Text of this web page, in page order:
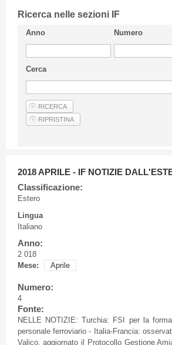
CIFI in breve
Linee Guida
Privacy Policy
Articoli
Ricerca nelle sezioni IF
Anno Numero
Cerca
2018 APRILE - IF NOTIZIE
Classificazione:
Estero
Lingua
Italiano
Anno:
2 018
Mese:
Aprile
Numero:
4
Fonte:
NELLE NOTIZIE: Turchia: FSI per la
personale ferroviario - Italia-Francia:
Valico, aggiornato il Protocollo Gestione